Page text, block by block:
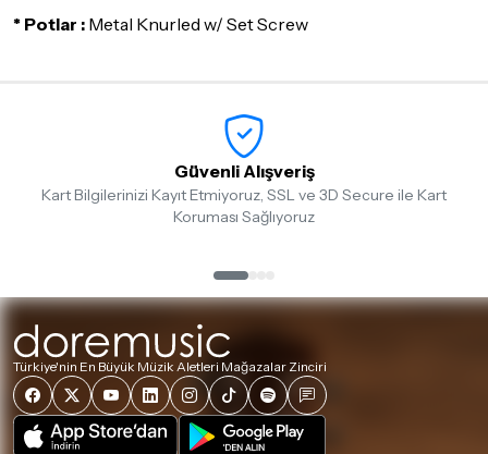
* Potlar : Metal Knurled w/ Set Screw
Güvenli Alışveriş
Kart Bilgilerinizi Kayıt Etmiyoruz, SSL ve 3D Secure ile Kart
Koruması Sağlıyoruz
Türkiye'nin En Büyük Müzik Aletleri Mağazalar Zinciri